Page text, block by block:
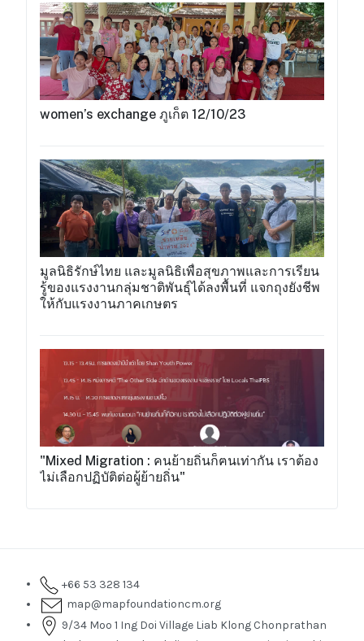
women’s exchange ภูเก็ต 12/10/23
มูลนิธิรักษ์ไทย และมูลนิธิเพื่อสุขภาพและการเรียน
รู้ของแรงงานกลุ่มชาติพันธุ์ได้ลงพื้นที่ แจกถุงยังชีพ
ให้กับแรงงานภาคเกษตร
"Mixed Migration : คนย้ายถิ่นก็ฅนเท่ากัน เราต้อง
ไม่เลือกปฏิบัติต่อผู้ย้ายถิ่น"
+66 53 328 134
map@mapfoundationcm.org
9/34 Moo 1 Ing Doi Village Liab Klong Chonprathan